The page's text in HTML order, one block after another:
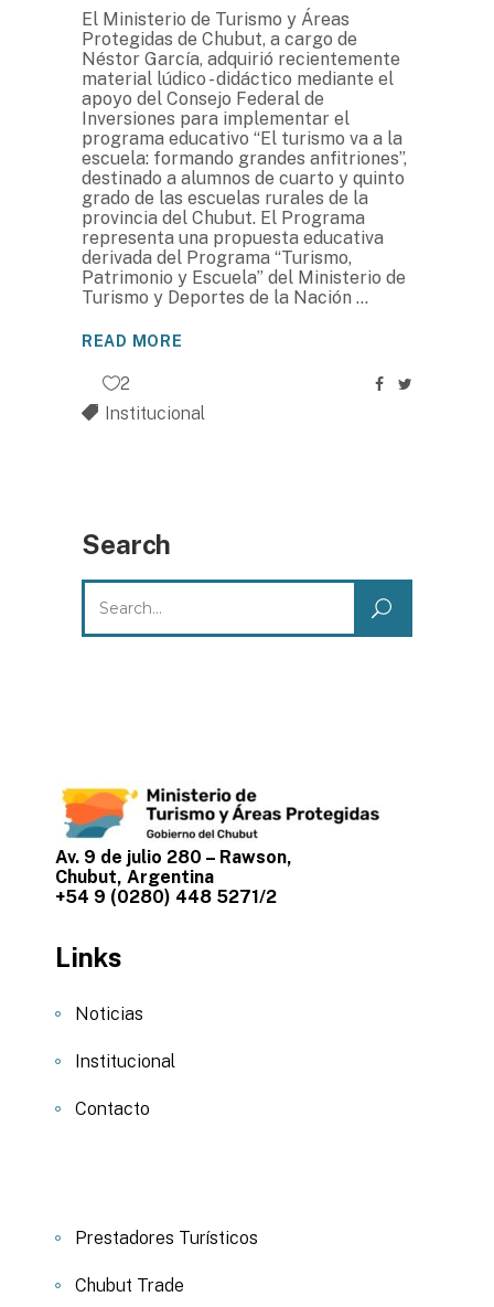
El Ministerio de Turismo y Áreas
Protegidas de Chubut, a cargo de
Néstor García, adquirió recientemente
material lúdico - didáctico mediante el
apoyo del Consejo Federal de
Inversiones para implementar el
programa educativo “El turismo va a la
escuela: formando grandes anfitriones”,
destinado a alumnos de cuarto y quinto
grado de las escuelas rurales de la
provincia del Chubut. El Programa
representa una propuesta educativa
derivada del Programa “Turismo,
Patrimonio y Escuela” del Ministerio de
Turismo y Deportes de la Nación
READ MORE
2
Institucional
Search
Search
for:
Av. 9 de julio 280 – Rawson,
Chubut, Argentina
+54 9 (0280) 448 5271/2
Links
Noticias
Institucional
Contacto
Prestadores Turísticos
Chubut Trade